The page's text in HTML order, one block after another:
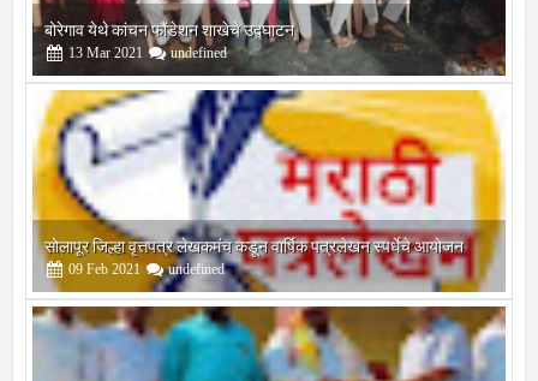
सोलापूर जिल्हा वृत्तपत्र लेखकमंच कडून वार्षिक पत्रलेखन स्पर्धेचे आयोजन
09 Feb 2021 undefined
श्री मल्लिकार्जुन प्रशालेकडून उमाकांत गाढवे यांचा सत्कार
25 Mar 2021 undefined